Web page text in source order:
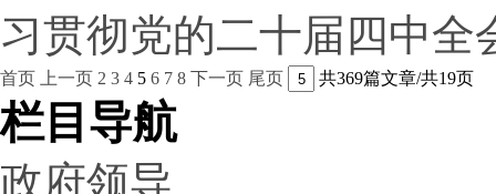
习贯彻党的二十届四中
首页 上一页 2 3 4 5 6 7 8 下一页 尾页 共369篇文章/共19页
栏目导航
政府领导